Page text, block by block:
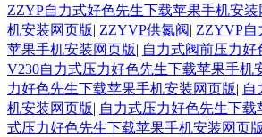
ZZYP自力式好色先生下载苹果手机安装
机安装网页版| ZZYVP供氮阀| ZZYVP自
苹果手机安装网页版| 自力式阀前压力
V230自力式压力好色先生下载苹果手机
力好色先生下载苹果手机安装网页版| 自
机安装网页版| 自力式压力好色先生下载
式压力好色先生下载苹果手机安装网页版